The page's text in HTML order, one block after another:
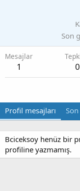
Son
Mesajlar
1 0
Profil mesajları
Bciceksoy henüz bir
profiline yazmamış.